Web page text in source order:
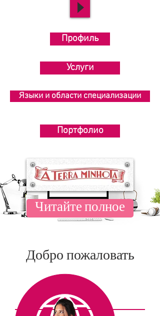
Профиль
Услуги
Языки и области специализации
Портфолио
Читайте полное
Добро пожаловать